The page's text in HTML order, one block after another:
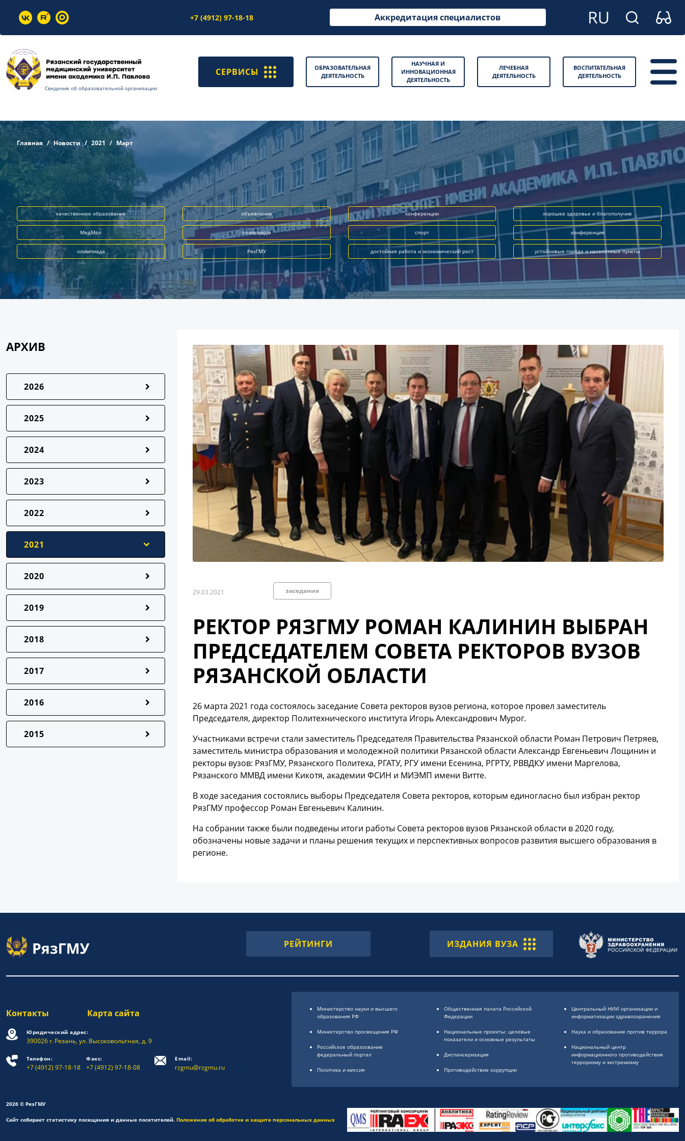
+7 (4912) 97-18-18 Аккредитация специалистов
Сведения об образовательной организации
СЕРВИСЫ
ОБРАЗОВАТЕЛЬНАЯ
ДЕЯТЕЛЬНОСТЬ
НАУЧНАЯ И
ИННОВАЦИОННАЯ
ДЕЯТЕЛЬНОСТЬ
ЛЕЧЕБНАЯ
ДЕЯТЕЛЬНОСТЬ
ВОСПИТАТЕЛЬНАЯ
ДЕЯТЕЛЬНОСТЬ
Главная Новости 2021 Март
качественное образование объявление конференции хорошее здоровье и благополучие
МедМол олимпиады спорт конференция
олимпиада РязГМУ достойная работа и экономический рост устойчивые города и населённые пункты
АРХИВ
2026
2025
2024
2023
2022
2021
2020
2019
2018
2017
2016
2015
29.03.2021 заседания
РЕКТОР РЯЗГМУ РОМАН КАЛИНИН ВЫБРАН
ПРЕДСЕДАТЕЛЕМ СОВЕТА РЕКТОРОВ ВУЗОВ
РЯЗАНСКОЙ ОБЛАСТИ
26 марта 2021 года состоялось заседание Совета ректоров вузов региона, которое провел заместитель
Председателя, директор Политехнического института Игорь Александрович Мурог.
Участниками встречи стали заместитель Председателя Правительства Рязанской области Роман Петрович Петряев,
заместитель министра образования и молодежной политики Рязанской области Александр Евгеньевич Лощинин и
ректоры вузов: РязГМУ, Рязанского Политеха, РГАТУ, РГУ имени Есенина, РГРТУ, РВВДКУ имени Маргелова,
Рязанского ММВД имени Кикотя, академии ФСИН и МИЭМП имени Витте.
В ходе заседания состоялись выборы Председателя Совета ректоров, которым единогласно был избран ректор
РязГМУ профессор Роман Евгеньевич Калинин.
На собрании также были подведены итоги работы Совета ректоров вузов Рязанской области в 2020 году,
обозначены новые задачи и планы решения текущих и перспективных вопросов развития высшего образования в
регионе.
РЕЙТИНГИ ИЗДАНИЯ ВУЗА
Контакты Карта сайта
Юридический адрес:
390026 г. Рязань, ул. Высоковольтная, д. 9
Телефон:
+7 (4912) 97-18-18
Факс:
+7 (4912) 97-18-08
Email:
rzgmu@rzgmu.ru
Министерство науки и высшего
образования РФ
Министерство просвещения РФ
Российское образоsвание
федеральный портал
Политика и миссия
Общественная палата Российской
Федерации
Национальные проекты: целевые
показатели и основные результаты
Диспансеризация
Противодействие коррупции
Центральный НИИ организации и
информатизации здравоохранения
Наука и образование против террора
Национальный центр
информационного противодействия
терроризму и экстремизму
2026 © РязГМУ
Сайт собирает статистику посещения и данные посетителей. Положение об обработке и защите персональных данных